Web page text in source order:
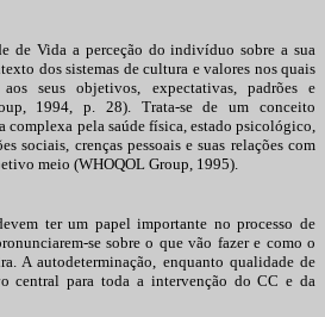
de Vida a perceção do indivíduo sobre a sua
dos sistemas de cultura e valores nos quais
seus objetivos, expectativas, padrões e
1994, p. 28). Trata-se de um conceito
pela saúde física, estado psicológico,
sociais, crenças pessoais e suas relações com
meio (WHOQOL Group, 1995).
ter um papel importante no processo de
se sobre o que vão fazer e como o
A autodeterminação, enquanto qualidade de
central para toda a intervenção do CC e da